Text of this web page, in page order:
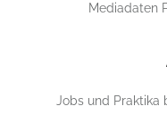
Mediadaten
Jobs und Praktika